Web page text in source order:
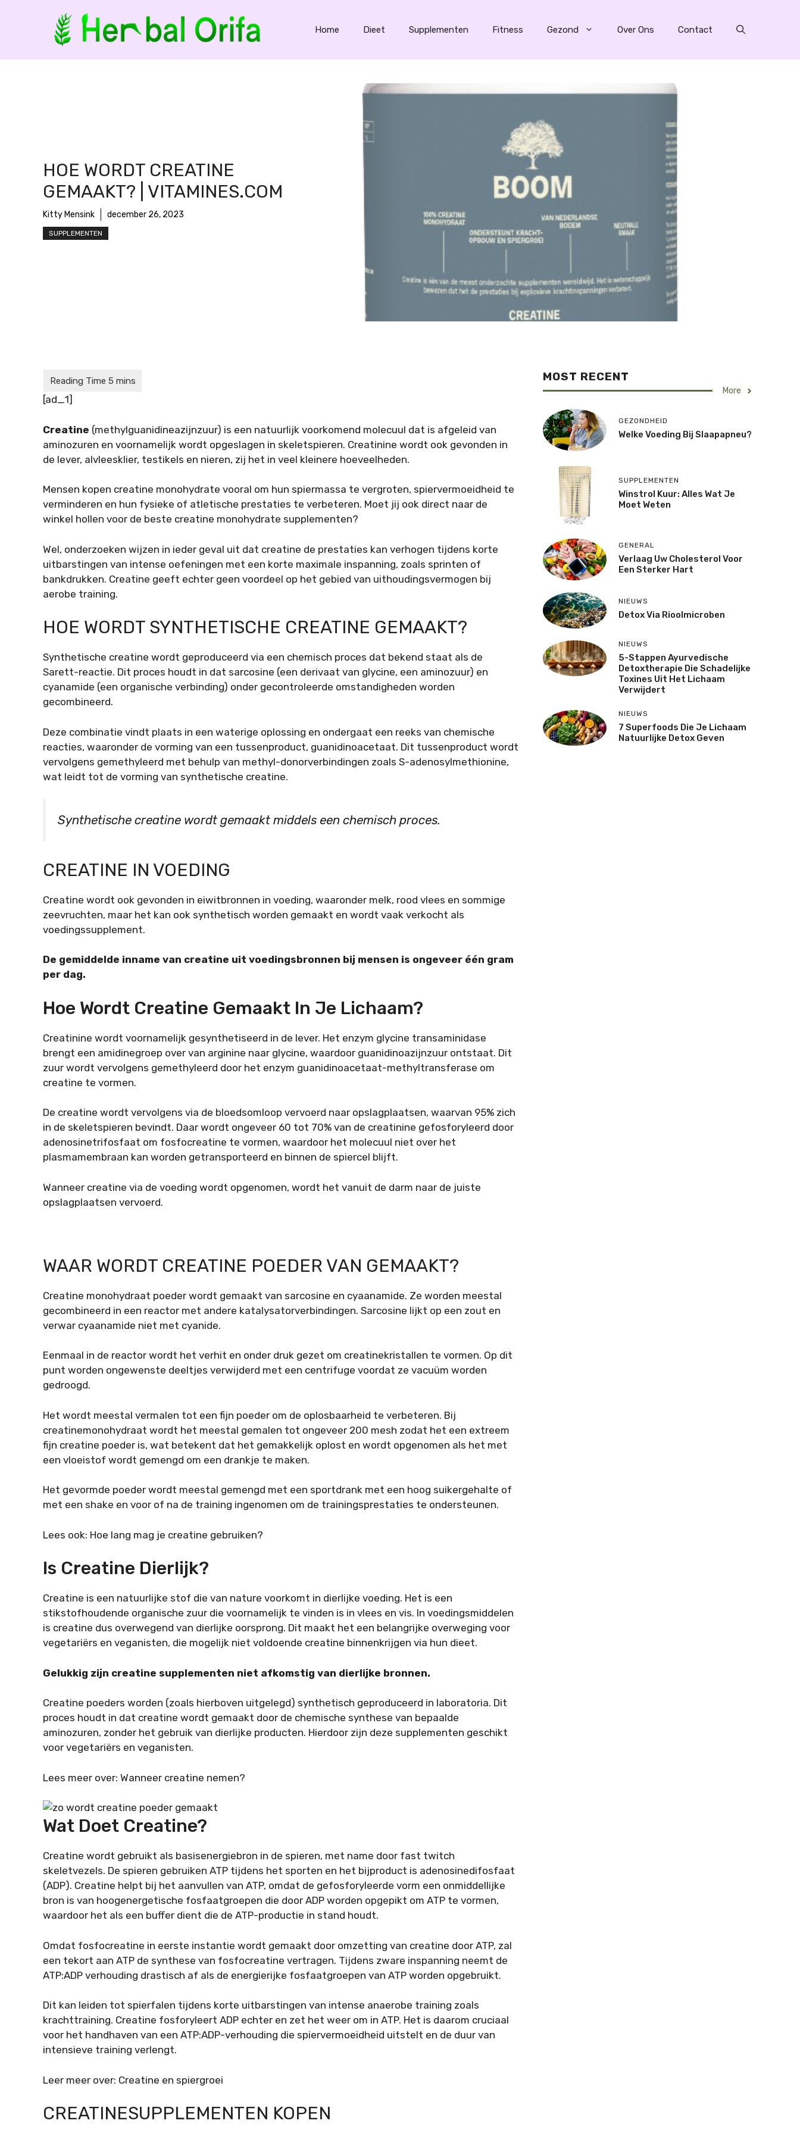
Home Dieet Supplementen Fitness Gezond Over Ons Contact
HOE WORDT CREATINE
GEMAAKT? | VITAMINES.COM
Kitty Mensink december 26, 2023
SUPPLEMENTEN
[ad_1]
Creatine (methylguanidineazijnzuur) is een natuurlijk voorkomend molecuul dat is afgeleid van
aminozuren en voornamelijk wordt opgeslagen in skeletspieren. Creatinine wordt ook gevonden in
de lever, alvleesklier, testikels en nieren, zij het in veel kleinere hoeveelheden.
Mensen kopen creatine monohydrate vooral om hun spiermassa te vergroten, spiervermoeidheid te
verminderen en hun fysieke of atletische prestaties te verbeteren. Moet jij ook direct naar de
winkel hollen voor de beste creatine monohydrate supplementen?
Wel, onderzoeken wijzen in ieder geval uit dat creatine de prestaties kan verhogen tijdens korte
uitbarstingen van intense oefeningen met een korte maximale inspanning, zoals sprinten of
bankdrukken. Creatine geeft echter geen voordeel op het gebied van uithoudingsvermogen bij
aerobe training.
HOE WORDT SYNTHETISCHE CREATINE GEMAAKT?
Synthetische creatine wordt geproduceerd via een chemisch proces dat bekend staat als de
Sarett-reactie. Dit proces houdt in dat sarcosine (een derivaat van glycine, een aminozuur) en
cyanamide (een organische verbinding) onder gecontroleerde omstandigheden worden
gecombineerd.
Deze combinatie vindt plaats in een waterige oplossing en ondergaat een reeks van chemische
reacties, waaronder de vorming van een tussenproduct, guanidinoacetaat. Dit tussenproduct wordt
vervolgens gemethyleerd met behulp van methyl-donorverbindingen zoals S-adenosylmethionine,
wat leidt tot de vorming van synthetische creatine.
Synthetische creatine wordt gemaakt middels een chemisch proces.
CREATINE IN VOEDING
Creatine wordt ook gevonden in eiwitbronnen in voeding, waaronder melk, rood vlees en sommige
zeevruchten, maar het kan ook synthetisch worden gemaakt en wordt vaak verkocht als
voedingssupplement.
De gemiddelde inname van creatine uit voedingsbronnen bij mensen is ongeveer één gram
per dag.
Hoe Wordt Creatine Gemaakt In Je Lichaam?
Creatinine wordt voornamelijk gesynthetiseerd in de lever. Het enzym glycine transaminidase
brengt een amidinegroep over van arginine naar glycine, waardoor guanidinoazijnzuur ontstaat. Dit
zuur wordt vervolgens gemethyleerd door het enzym guanidinoacetaat-methyltransferase om
creatine te vormen.
De creatine wordt vervolgens via de bloedsomloop vervoerd naar opslagplaatsen, waarvan 95% zich
in de skeletspieren bevindt. Daar wordt ongeveer 60 tot 70% van de creatinine gefosforyleerd door
adenosinetrifosfaat om fosfocreatine te vormen, waardoor het molecuul niet over het
plasmamembraan kan worden getransporteerd en binnen de spiercel blijft.
Wanneer creatine via de voeding wordt opgenomen, wordt het vanuit de darm naar de juiste
opslagplaatsen vervoerd.
WAAR WORDT CREATINE POEDER VAN GEMAAKT?
Creatine monohydraat poeder wordt gemaakt van sarcosine en cyaanamide. Ze worden meestal
gecombineerd in een reactor met andere katalysatorverbindingen. Sarcosine lijkt op een zout en
verwar cyaanamide niet met cyanide.
Eenmaal in de reactor wordt het verhit en onder druk gezet om creatinekristallen te vormen. Op dit
punt worden ongewenste deeltjes verwijderd met een centrifuge voordat ze vacuüm worden
gedroogd.
Het wordt meestal vermalen tot een fijn poeder om de oplosbaarheid te verbeteren. Bij
creatinemonohydraat wordt het meestal gemalen tot ongeveer 200 mesh zodat het een extreem
fijn creatine poeder is, wat betekent dat het gemakkelijk oplost en wordt opgenomen als het met
een vloeistof wordt gemengd om een drankje te maken.
Het gevormde poeder wordt meestal gemengd met een sportdrank met een hoog suikergehalte of
met een shake en voor of na de training ingenomen om de trainingsprestaties te ondersteunen.
Lees ook: Hoe lang mag je creatine gebruiken?
Is Creatine Dierlijk?
Creatine is een natuurlijke stof die van nature voorkomt in dierlijke voeding. Het is een
stikstofhoudende organische zuur die voornamelijk te vinden is in vlees en vis. In voedingsmiddelen
is creatine dus overwegend van dierlijke oorsprong. Dit maakt het een belangrijke overweging voor
vegetariërs en veganisten, die mogelijk niet voldoende creatine binnenkrijgen via hun dieet.
Gelukkig zijn creatine supplementen niet afkomstig van dierlijke bronnen.
Creatine poeders worden (zoals hierboven uitgelegd) synthetisch geproduceerd in laboratoria. Dit
proces houdt in dat creatine wordt gemaakt door de chemische synthese van bepaalde
aminozuren, zonder het gebruik van dierlijke producten. Hierdoor zijn deze supplementen geschikt
voor vegetariërs en veganisten.
Lees meer over: Wanneer creatine nemen?
Wat Doet Creatine?
Creatine wordt gebruikt als basisenergiebron in de spieren, met name door fast twitch
skeletvezels. De spieren gebruiken ATP tijdens het sporten en het bijproduct is adenosinedifosfaat
(ADP). Creatine helpt bij het aanvullen van ATP, omdat de gefosforyleerde vorm een onmiddellijke
bron is van hoogenergetische fosfaatgroepen die door ADP worden opgepikt om ATP te vormen,
waardoor het als een buffer dient die de ATP-productie in stand houdt.
Omdat fosfocreatine in eerste instantie wordt gemaakt door omzetting van creatine door ATP, zal
een tekort aan ATP de synthese van fosfocreatine vertragen. Tijdens zware inspanning neemt de
ATP:ADP verhouding drastisch af als de energierijke fosfaatgroepen van ATP worden opgebruikt.
Dit kan leiden tot spierfalen tijdens korte uitbarstingen van intense anaerobe training zoals
krachttraining. Creatine fosforyleert ADP echter en zet het weer om in ATP. Het is daarom cruciaal
voor het handhaven van een ATP:ADP-verhouding die spiervermoeidheid uitstelt en de duur van
intensieve training verlengt.
Leer meer over: Creatine en spiergroei
CREATINESUPPLEMENTEN KOPEN
MOST RECENT
More
GEZONDHEID
Welke Voeding Bij Slaapapneu?
SUPPLEMENTEN
Winstrol Kuur: Alles Wat Je
Moet Weten
GENERAL
Verlaag Uw Cholesterol Voor
Een Sterker Hart
NIEUWS
Detox Via Rioolmicroben
NIEUWS
5-Stappen Ayurvedische
Detoxtherapie Die Schadelijke
Toxines Uit Het Lichaam
Verwijdert
NIEUWS
7 Superfoods Die Je Lichaam
Natuurlijke Detox Geven